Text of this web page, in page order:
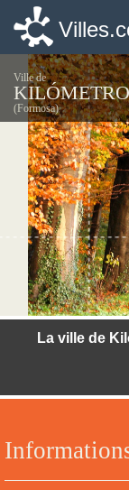
Ville de
(Formosa)
La ville de